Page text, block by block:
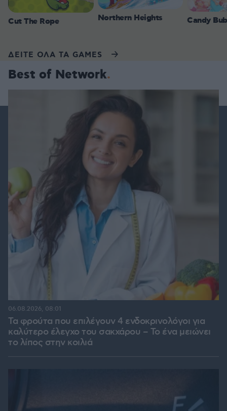
Cut The Rope Northern Heights Candy
ΔΕΙΤΕ ΟΛΑ ΤΑ GAMES
Best of Network
Τα φρούτα που επιλέγουν 4 ενδοκρινολόγοι για
καλύτερο έλεγχο του σακχάρου – Το ένα μειώνει
το λίπος στην κοιλιά
06.08.2026, 08:01